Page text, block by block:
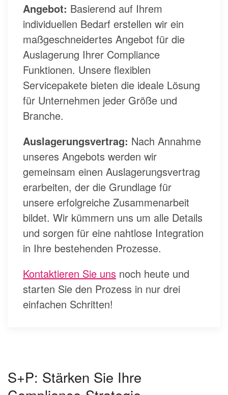
Angebot: Basierend auf Ihrem
individuellen Bedarf erstellen wir ein
maßgeschneidertes Angebot für die
Auslagerung Ihrer Compliance
Funktionen. Unsere flexiblen
Servicepakete bieten die ideale Lösung
für Unternehmen jeder Größe und
Branche.
Auslagerungsvertrag: Nach Annahme
unseres Angebots werden wir
gemeinsam einen Auslagerungsvertrag
erarbeiten, der die Grundlage für
unsere erfolgreiche Zusammenarbeit
bildet. Wir kümmern uns um alle Details
und sorgen für eine nahtlose Integration
in Ihre bestehenden Prozesse.
Kontaktieren Sie uns noch heute und
starten Sie den Prozess in nur drei
einfachen Schritten!
S+P: Stärken Sie Ihre